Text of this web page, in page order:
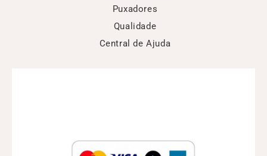
Puxadores
Qualidade
Central de Ajuda